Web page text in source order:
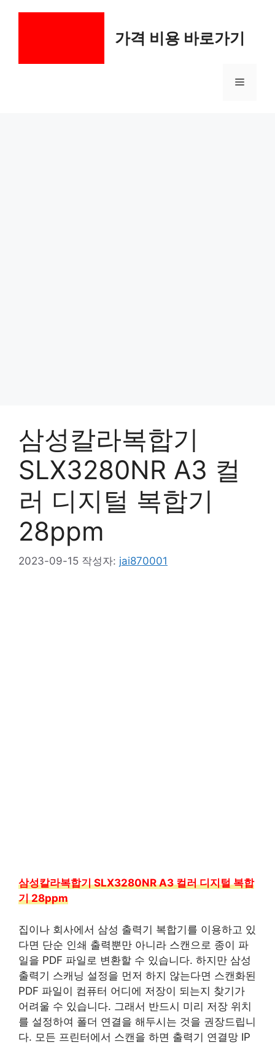
가격 비용 바로가기
메
삼성칼라복합기
SLX3280NR A3 컬
러 디지털 복합기
28ppm
2023-09-15 작성자: jai870001
삼성칼라복합기 SLX3280NR A3 컬러 디지털 복합
기 28ppm
집이나 회사에서 삼성 출력기 복합기를 이용하고 있
다면 단순 인쇄 출력뿐만 아니라 스캔으로 종이 파
일을 PDF 파일로 변환할 수 있습니다. 하지만 삼성
출력기 스캐닝 설정을 먼저 하지 않는다면 스캔화된
PDF 파일이 컴퓨터 어디에 저장이 되는지 찾기가
어려울 수 있습니다. 그래서 반드시 미리 저장 위치
를 설정하여 폴더 연결을 해두시는 것을 권장드립니
다. 모든 프린터에서 스캔을 하면 출력기 연결망 IP